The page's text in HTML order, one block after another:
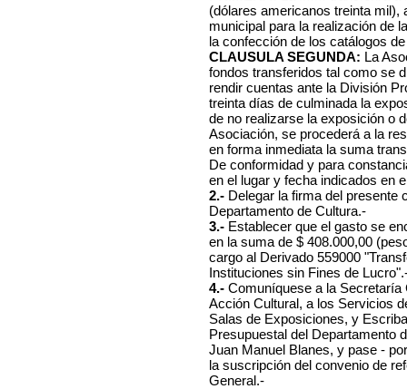
(dólares americanos treinta mil),
municipal para la realización de
la confección de los catálogos
CLAUSULA SEGUNDA: La
fondos transferidos tal como se
rendir cuentas ante la División
treinta días de culminada la
de no realizarse la exposición o
Asociación, se procederá a la
en forma inmediata la suma
De conformidad y para
en el lugar y fecha indicados en
2.- Delegar la firma del presente
Departamento de Cultura.-
3.- Establecer que el gasto se
en la suma de $ 408.000,00
cargo al Derivado 559000
Instituciones sin Fines de
4.- Comuníquese a la
Acción Cultural, a los Servicios
Salas de Exposiciones, y
Presupuestal del Departamento
Juan Manuel Blanes, y pase -
la suscripción del convenio de
General.-